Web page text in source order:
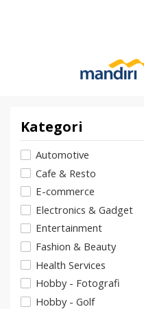
Kategori
Automotive
Cafe & Resto
E-commerce
Electronics & Gadget
Entertainment
Fashion & Beauty
Health Services
Hobby - Fotografi
Hobby - Golf